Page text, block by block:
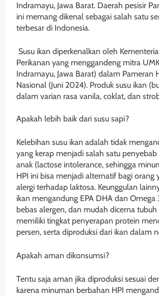
Indramayu, Jawa Barat. Daerah pesisir
ini memang dikenal sebagai salah satu
terbesar di Indonesia.
Susu ikan diperkenalkan oleh
Perikanan yang menggandeng mitra
Indramayu, Jawa Barat) dalam Pameran
Nasional (Juni 2024). Produk susu ikan
dalam varian rasa vanila, coklat, dan
Apakah lebih baik dari susu sapi?
Kelebihan susu ikan adalah tidak
yang kerap menjadi salah satu penyebab
anak (lactose intolerance, sehingga
HPI ini bisa menjadi alternatif bagi orang
alergi terhadap laktosa. Keunggulan
ikan mengandung EPA DHA dan Omega
bebas alergen, dan mudah dicerna
memiliki tingkat penyerapan protein
persen, serta diproduksi dari ikan dalam
Apakah aman dikonsumsi?
Tentu saja aman jika diproduksi sesuai
karena minuman berbahan HPI